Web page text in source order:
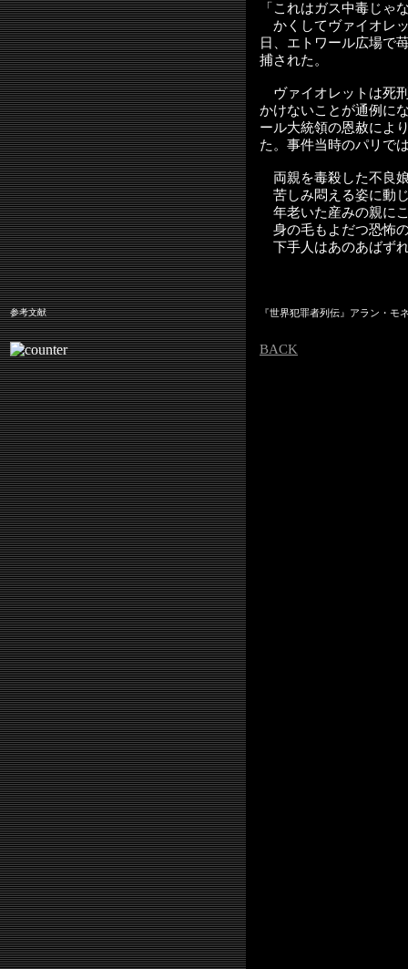
「これはガス中毒じゃ
かくしてヴァイオレ
日、エトワール広場で
捕された。
ヴァイオレットは死
かけないことが通例に
ール大統領の恩赦によ
た。事件当時のパリで
両親を毒殺した不良
苦しみ悶える姿に動
年老いた産みの親に
身の毛もよだつ恐怖
下手人はあのあばず
参考文献 『世界犯罪者列伝』アラン・モ
BACK